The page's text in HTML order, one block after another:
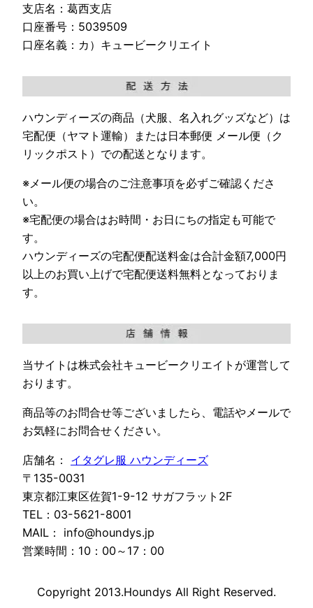
支店名：葛西支店
口座番号：5039509
口座名義：カ）キュービークリエイト
ハウンディーズの商品（犬服、名入れグッズなど）は
宅配便（ヤマト運輸）または日本郵便 メール便（ク
リックポスト）での配送となります。
※メール便の場合のご注意事項を必ずご確認くださ
い。
※宅配便の場合はお時間・お日にちの指定も可能で
す。
ハウンディーズの宅配便配送料金は合計金額7,000円
以上のお買い上げで宅配便送料無料となっておりま
す。
当サイトは株式会社キュービークリエイトが運営して
おります。
商品等のお問合せ等ございましたら、電話やメールで
お気軽にお問合せください。
店舗名： イタグレ服 ハウンディーズ
〒135-0031
東京都江東区佐賀1-9-12 サガフラット2F
TEL：03-5621-8001
MAIL： info@houndys.jp
営業時間：10：00～17：00
Copyright 2013.Houndys All Right Reserved.